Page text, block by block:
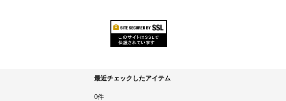
最近チェックしたアイテム
0件